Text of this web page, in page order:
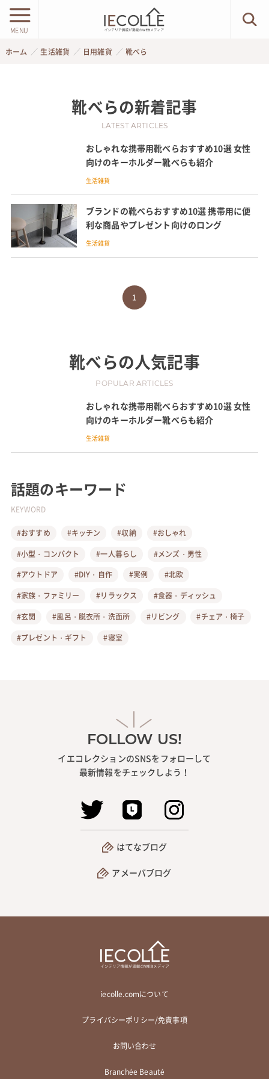
MENU
ホーム 生活雑貨 日用雑貨 靴べら
靴べらの新着記事
LATEST ARTICLES
おしゃれな携帯用靴べらおすすめ10選 女性
向けのキーホルダー靴べらも紹介
生活雑貨
ブランドの靴べらおすすめ10選 携帯用に便
利な商品やプレゼント向けのロング
生活雑貨
1
靴べらの人気記事
POPULAR ARTICLES
おしゃれな携帯用靴べらおすすめ10選 女性
向けのキーホルダー靴べらも紹介
生活雑貨
話題のキーワード
KEYWORD
#おすすめ #キッチン #収納
#おしゃれ
#小型・コンパクト
#一人暮らし
#メンズ・男性
#アウトドア
#DIY・自作 #実例
#北欧
#家族・ファミリー
#リラックス
#食器・ディッシュ
#玄関
#風呂・脱衣所・洗面所 #リビング
#チェア・椅子
#プレゼント・ギフト
#寝室
FOLLOW US!
イエコレクションのSNSをフォローして
最新情報をチェックしよう！
はてなブログ
アメーバブログ
iecolle.comについて
プライバシーポリシー/免責事項
お問い合わせ
Branchée Beauté